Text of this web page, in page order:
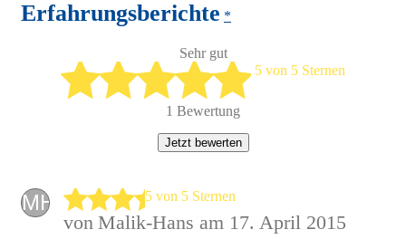
Erfahrungsberichte *
Sehr gut
5 von 5 Sternen
1 Bewertung
Jetzt bewerten
MH 5 von 5 Sternen
von Malik-Hans am 17. April 2015